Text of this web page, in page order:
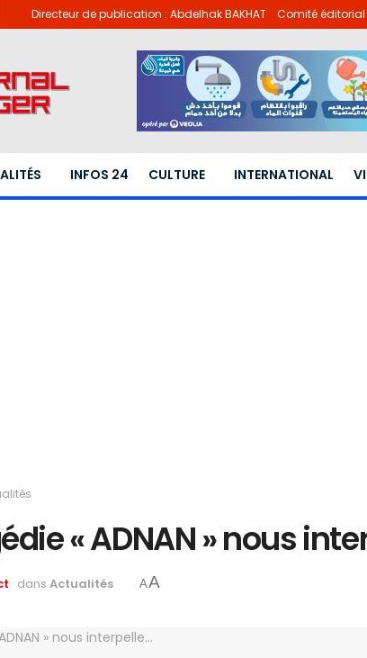
Directeur de publication : Abdelhak BAKHAT Comité éditorial
INFOS 24 CULTURE INTERNATIONAL
« ADNAN » nous
dans Actualités AA